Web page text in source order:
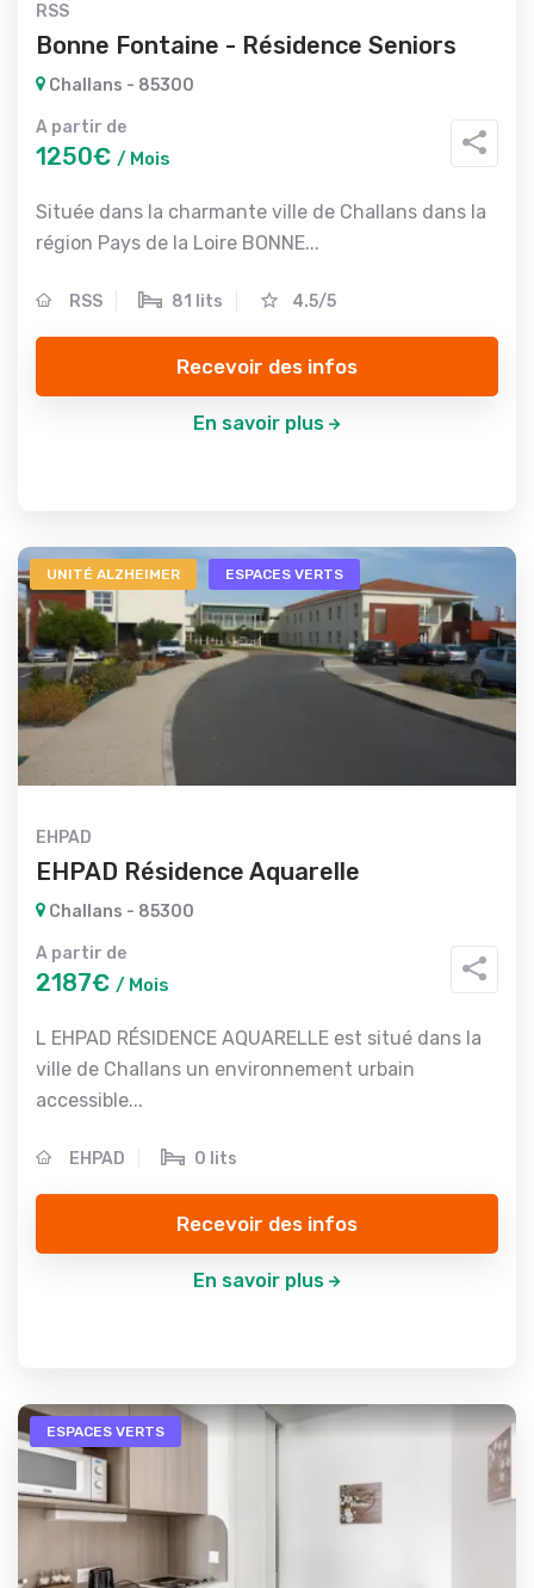
RSS
Bonne Fontaine - Résidence Seniors
Challans - 85300
A partir de
1250€ / Mois
Située dans la charmante ville de Challans dans la
région Pays de la Loire BONNE...
RSS 81 lits 4.5/5
Recevoir des infos
En savoir plus
UNITÉ ALZHEIMER ESPACES VERTS
EHPAD
EHPAD Résidence Aquarelle
Challans - 85300
A partir de
2187€ / Mois
L EHPAD RÉSIDENCE AQUARELLE est situé dans la
ville de Challans un environnement urbain
accessible...
EHPAD 0 lits
Recevoir des infos
En savoir plus
ESPACES VERTS